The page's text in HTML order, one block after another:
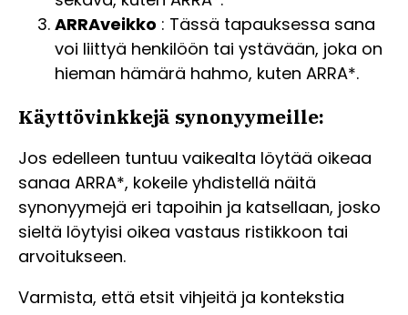
ARRAveikko : Tässä tapauksessa sana
voi liittyä henkilöön tai ystävään, joka on
hieman hämärä hahmo, kuten ARRA*.
Käyttövinkkejä synonyymeille:
Jos edelleen tuntuu vaikealta löytää oikeaa
sanaa ARRA*, kokeile yhdistellä näitä
synonyymejä eri tapoihin ja katsellaan, josko
sieltä löytyisi oikea vastaus ristikkoon tai
arvoitukseen.
Varmista, että etsit vihjeitä ja kontekstia